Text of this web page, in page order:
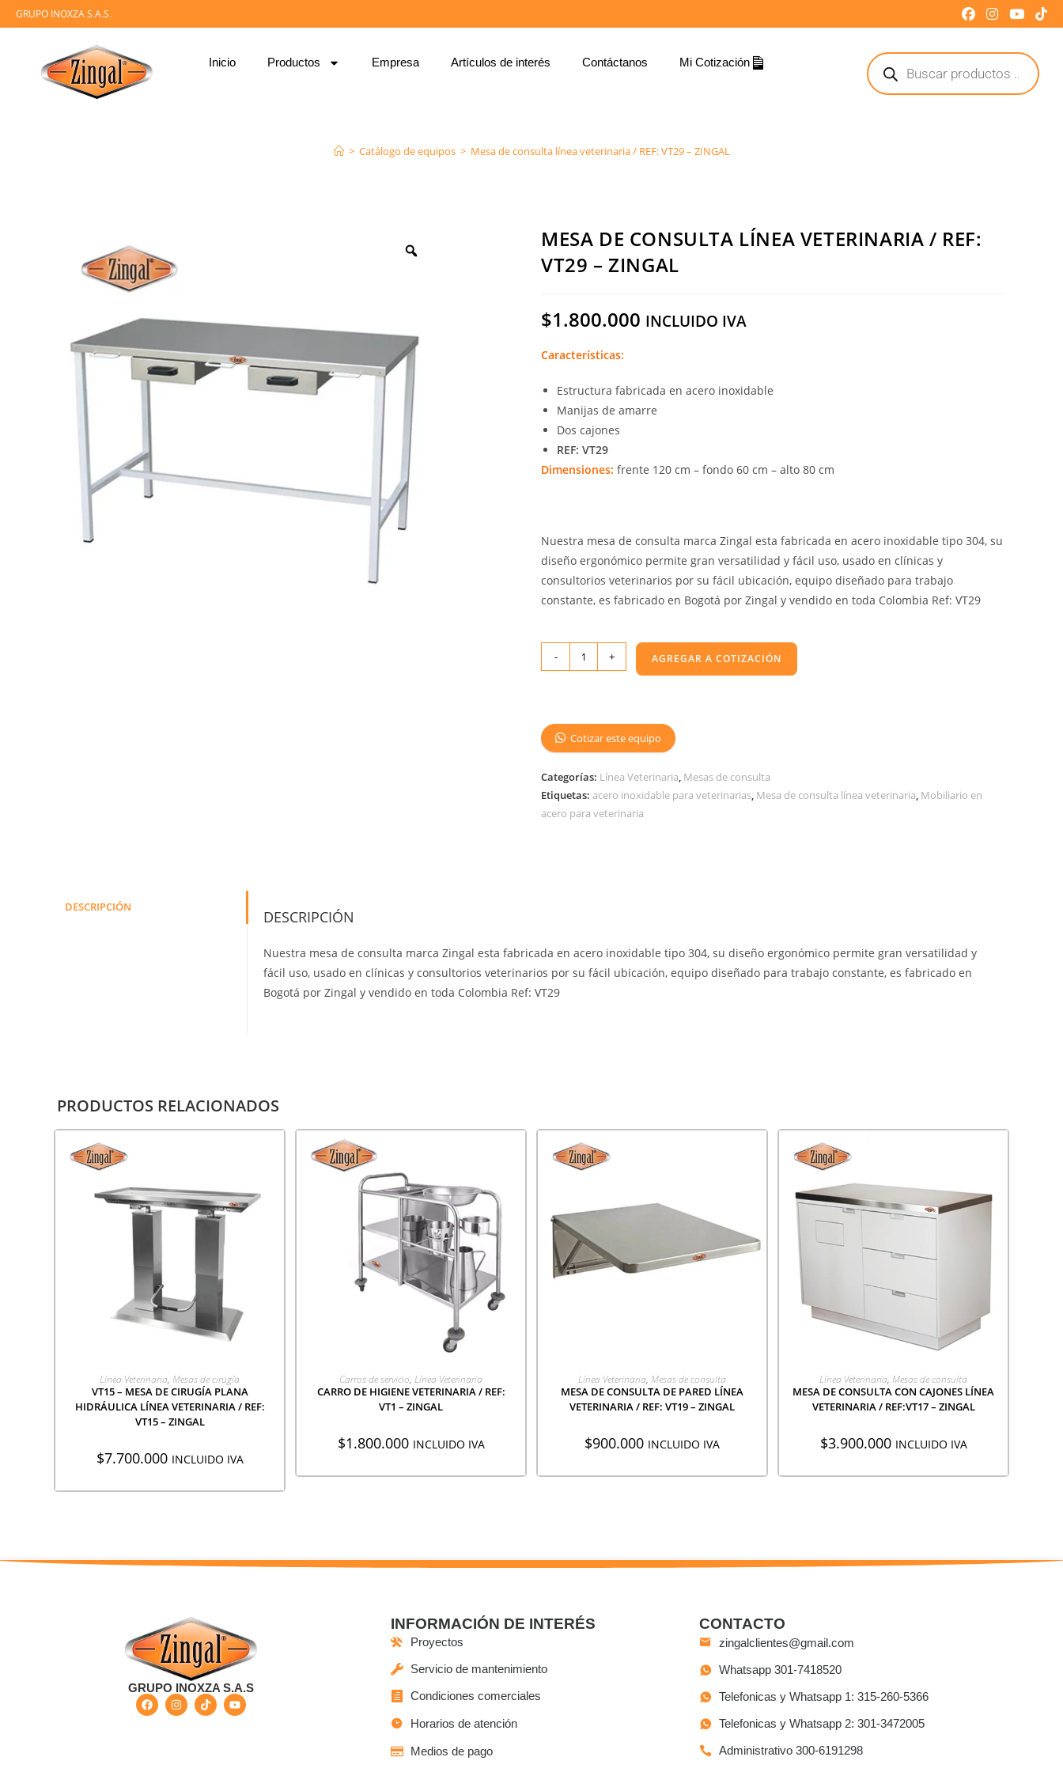
GRUPO INOXZA S.A.S.
Inicio Productos Empresa Artículos de interés Contáctanos Mi Cotización
> Catálogo de equipos > Mesa de consulta línea veterinaria / REF: VT29 – ZINGAL
MESA DE CONSULTA LÍNEA VETERINARIA / REF:
VT29 – ZINGAL
$1.800.000 INCLUIDO IVA
Características:
Estructura fabricada en acero inoxidable
Manijas de amarre
Dos cajones
REF: VT29
Dimensiones: frente 120 cm – fondo 60 cm – alto 80 cm
Nuestra mesa de consulta marca Zingal esta fabricada en acero inoxidable tipo 304, su
diseño ergonómico permite gran versatilidad y fácil uso, usado en clínicas y
consultorios veterinarios por su fácil ubicación, equipo diseñado para trabajo
constante, es fabricado en Bogotá por Zingal y vendido en toda Colombia Ref: VT29
- + AGREGAR A COTIZACIÓN
Cotizar este equipo
Categorías: Línea Veterinaria, Mesas de consulta
Etiquetas: acero inoxidable para veterinarias, Mesa de consulta línea veterinaria, Mobiliario en
acero para veterinaria
DESCRIPCIÓN
DESCRIPCIÓN
Nuestra mesa de consulta marca Zingal esta fabricada en acero inoxidable tipo 304, su diseño ergonómico permite gran versatilidad y
fácil uso, usado en clínicas y consultorios veterinarios por su fácil ubicación, equipo diseñado para trabajo constante, es fabricado en
Bogotá por Zingal y vendido en toda Colombia Ref: VT29
PRODUCTOS RELACIONADOS
AGREGAR A COTIZACIÓN
Línea Veterinaria, Mesas de cirugía
VT15 – MESA DE CIRUGÍA PLANA
HIDRÁULICA LÍNEA VETERINARIA / REF:
VT15 – ZINGAL
$7.700.000 INCLUIDO IVA
AGREGAR A COTIZACIÓN
Carros de servicio, Línea Veterinaria
CARRO DE HIGIENE VETERINARIA / REF:
VT1 – ZINGAL
$1.800.000 INCLUIDO IVA
AGREGAR A COTIZACIÓN
Línea Veterinaria, Mesas de consulta
MESA DE CONSULTA DE PARED LÍNEA
VETERINARIA / REF: VT19 – ZINGAL
$900.000 INCLUIDO IVA
AGREGAR A COTIZACIÓN
Línea Veterinaria, Mesas de consulta
MESA DE CONSULTA CON CAJONES LÍNEA
VETERINARIA / REF:VT17 – ZINGAL
$3.900.000 INCLUIDO IVA
GRUPO INOXZA S.A.S
INFORMACIÓN DE INTERÉS
Proyectos
Servicio de mantenimiento
Condiciones comerciales
Horarios de atención
Medios de pago
CONTACTO
zingalclientes@gmail.com
Whatsapp 301-7418520
Telefonicas y Whatsapp 1: 315-260-5366
Telefonicas y Whatsapp 2: 301-3472005
Administrativo 300-6191298